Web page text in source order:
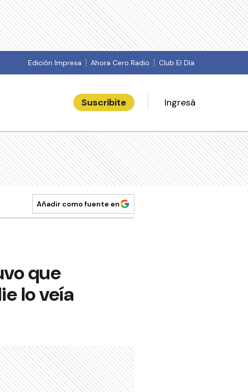
Edición Impresa Ahora Cero Radio Club El Día
Suscribite Ingresá
Añadir como fuente en
que
lo veía